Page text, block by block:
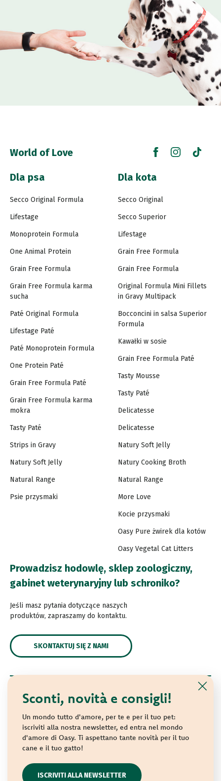
Sconti, novità e consigli!
Un mondo tutto d'amore, per te e per il tuo pet:
iscriviti alla nostra newsletter, ed entra nel mondo
d'amore di Oasy. Ti aspettano tante novità per il tuo
cane e il tuo gatto!
ISCRIVITI ALLA NEWSLETTER
World of Love
Dla psa
Secco Original Formula
Lifestage
Monoprotein Formula
One Animal Protein
Grain Free Formula
Grain Free Formula karma
sucha
Paté Original Formula
Lifestage Paté
Paté Monoprotein Formula
One Protein Paté
Grain Free Formula Paté
Grain Free Formula karma
mokra
Tasty Paté
Strips in Gravy
Natury Soft Jelly
Natural Range
Psie przysmaki
Dla kota
Secco Original
Secco Superior
Lifestage
Grain Free Formula
Grain Free Formula
Original Formula Mini Fillets
in Gravy Multipack
Bocconcini in salsa Superior
Formula
Kawałki w sosie
Grain Free Formula Paté
Tasty Mousse
Tasty Paté
Delicatesse
Delicatesse
Natury Soft Jelly
Natury Cooking Broth
Natural Range
More Love
Kocie przysmaki
Oasy Pure żwirek dla kotów
Oasy Vegetal Cat Litters
Prowadzisz hodowlę, sklep zoologiczny,
gabinet weterynaryjny lub schroniko?
Jeśli masz pytania dotyczące naszych
produktów, zapraszamy do kontaktu.
SKONTAKTUJ SIĘ Z NAMI
© 2021 Oasy. All rights reserved.
Wonderfood S.p.A. Strada dei Censiti, 2 - 47891 Repubblica
di San Marino - C.o.E. SM 04018
Privacy policy-Cookie policy-Sitemap
websolute